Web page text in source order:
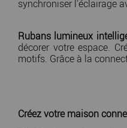
synchroniser l'éclairage
Rubans lumineux
décorer votre espace.
motifs. Grâce à la
Créez votre maison